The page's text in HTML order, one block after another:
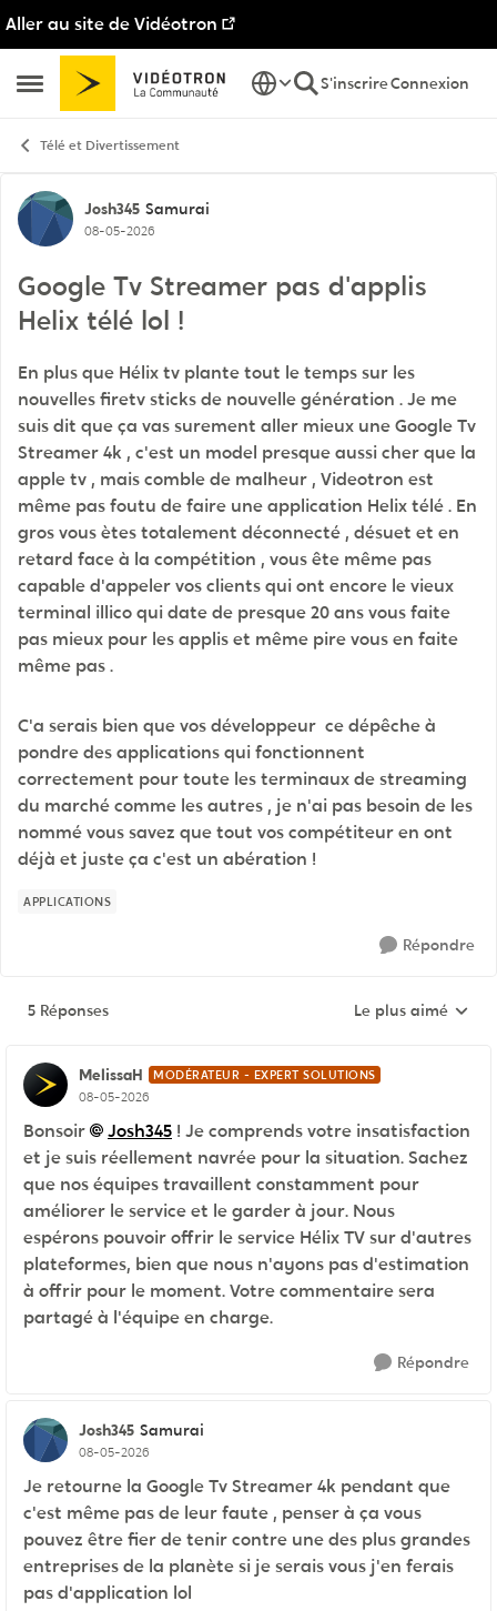
Aller au site de Vidéotron
Ouvrir Menu Latéral
Passer au contenu
S'inscrireConnexion
Télé et Divertissement
Discussion de forum
Josh345 Samurai
08-05-2026
Google Tv Streamer pas d'applis
Helix télé lol !
En plus que Hélix tv plante tout le temps sur les
nouvelles firetv sticks de nouvelle génération . Je me
suis dit que ça vas surement aller mieux une Google Tv
Streamer 4k , c'est un model presque aussi cher que la
apple tv , mais comble de malheur , Videotron est
même pas foutu de faire une application Helix télé . En
gros vous ètes totalement déconnecté , désuet et en
retard face à la compétition , vous ête même pas
capable d'appeler vos clients qui ont encore le vieux
terminal illico qui date de presque 20 ans vous faite
pas mieux pour les applis et même pire vous en faite
même pas .
C'a serais bien que vos développeur ce dépêche à
pondre des applications qui fonctionnent
correctement pour toute les terminaux de streaming
du marché comme les autres , je n'ai pas besoin de les
nommé vous savez que tout vos compétiteur en ont
déjà et juste ça c'est un abération !
APPLICATIONS
Répondre
5 Réponses Réponses triées
Le plus aimé
MelissaH MODÉRATEUR - EXPERT SOLUTIONS
08-05-2026
Bonsoir Josh345 ! Je comprends votre insatisfaction
et je suis réellement navrée pour la situation. Sachez
que nos équipes travaillent constamment pour
améliorer le service et le garder à jour. Nous
espérons pouvoir offrir le service Hélix TV sur d'autres
plateformes, bien que nous n'ayons pas d'estimation
à offrir pour le moment. Votre commentaire sera
partagé à l'équipe en charge.
Répondre
Josh345 Samurai
08-05-2026
Je retourne la Google Tv Streamer 4k pendant que
c'est même pas de leur faute , penser à ça vous
pouvez être fier de tenir contre une des plus grandes
entreprises de la planète si je serais vous j'en ferais
pas d'application lol